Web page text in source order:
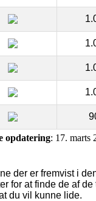
opdatering: 17. marts
der er fremvist i
for at finde de af
du vil kunne lide.